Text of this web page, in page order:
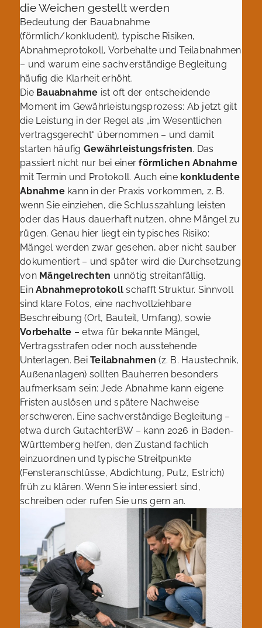
die Weichen gestellt werden
Bedeutung der Bauabnahme
(förmlich/konkludent), typische Risiken,
Abnahmeprotokoll, Vorbehalte und Teilabnahmen
– und warum eine sachverständige Begleitung
häufig die Klarheit erhöht.
Die Bauabnahme ist oft der entscheidende
Moment im Gewährleistungsprozess: Ab jetzt gilt
die Leistung in der Regel als „im Wesentlichen
vertragsgerecht“ übernommen – und damit
starten häufig Gewährleistungsfristen. Das
passiert nicht nur bei einerförmlichen Abnahme
mit Termin und Protokoll. Auch eine konkludente
Abnahmekann in der Praxis vorkommen, z. B.
wenn Sie einziehen, die Schlusszahlung leisten
oder das Haus dauerhaft nutzen, ohne Mängel zu
rügen. Genau hier liegt ein typisches Risiko:
Mängel werden zwar gesehen, aber nicht sauber
dokumentiert – und später wird die Durchsetzung
von Mängelrechten unnötig streitanfällig.
EinAbnahmeprotokoll schafft Struktur. Sinnvoll
sind klare Fotos, eine nachvollziehbare
Beschreibung (Ort, Bauteil, Umfang), sowie
Vorbehalte – etwa für bekannte Mängel,
Vertragsstrafen oder noch ausstehende
Unterlagen. BeiTeilabnahmen (z. B. Haustechnik,
Außenanlagen) sollten Bauherren besonders
aufmerksam sein: Jede Abnahme kann eigene
Fristen auslösen und spätere Nachweise
erschweren. Eine sachverständige Begleitung –
etwa durch GutachterBW – kann 2026 in Baden-
Württemberg helfen, den Zustand fachlich
einzuordnen und typische Streitpunkte
(Fensteranschlüsse, Abdichtung, Putz, Estrich)
früh zu klären. Wenn Sie interessiert sind,
schreiben oder rufen Sie uns gern an.